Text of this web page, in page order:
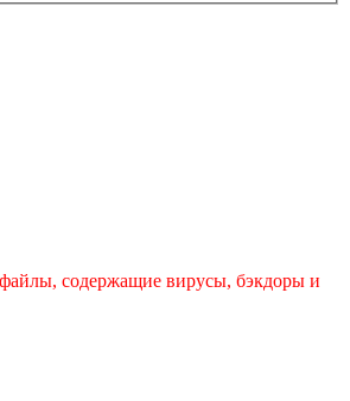
содержащие вирусы, бэкдоры и